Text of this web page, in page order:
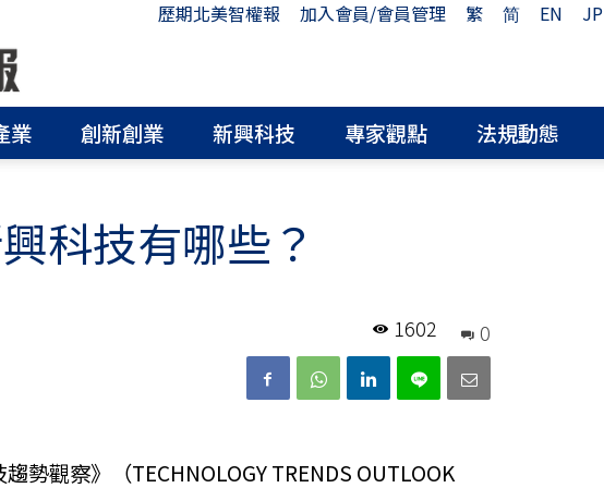
歷期北美智權報 加入會員/會員管理 繁 简 EN JP
業 創新創業 新興科技 專家觀點 法規動態
科技有哪些？
0
1602
勢觀察》（TECHNOLOGY TRENDS OUTLOOK